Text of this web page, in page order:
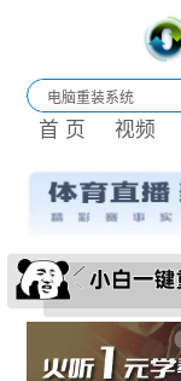
首 页 视频